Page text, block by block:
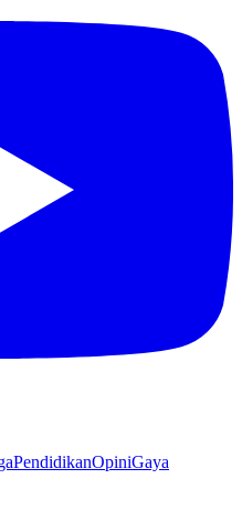
PendidikanOpiniGaya